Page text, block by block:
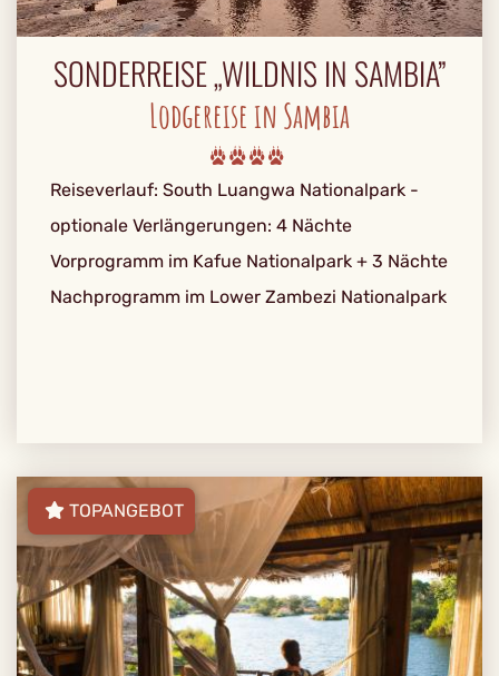
SONDERREISE „WILDNIS IN SAMBIA”
Lodgereise in Sambia
Reiseverlauf: South Luangwa Nationalpark -
optionale Verlängerungen: 4 Nächte
Vorprogramm im Kafue Nationalpark + 3 Nächte
Nachprogramm im Lower Zambezi Nationalpark
TOPANGEBOT